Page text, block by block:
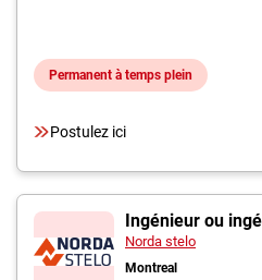
Permanent à temps plein
Postulez ici
Ingénieur ou
Norda stelo
Montreal